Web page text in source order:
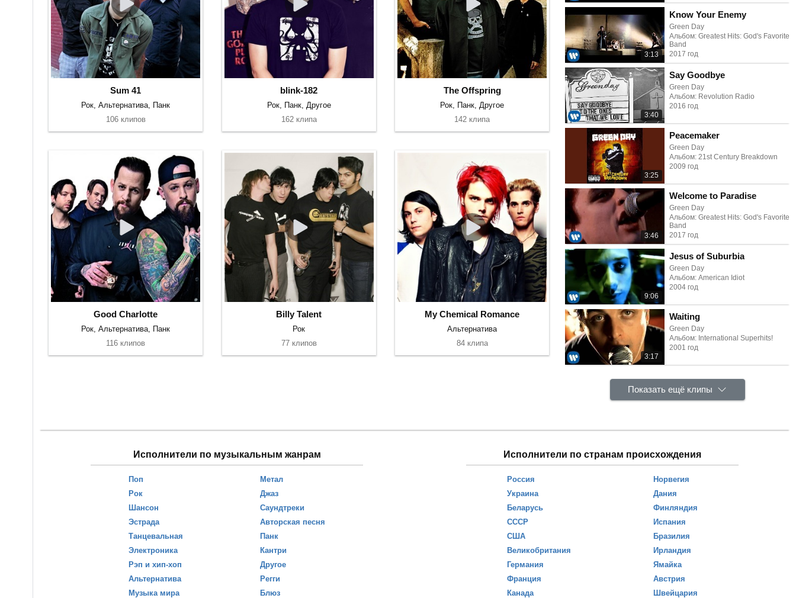
3:13
Know Your Enemy
Green Day
Альбом: Greatest Hits: God's Favorite
Band
2017 год
3:40
Say Goodbye
Green Day
Альбом: Revolution Radio
2016 год
3:25
Peacemaker
Green Day
Альбом: 21st Century Breakdown
2009 год
3:46
Welcome to Paradise
Green Day
Альбом: Greatest Hits: God's Favorite
Band
2017 год
9:06
Jesus of Suburbia
Green Day
Альбом: American Idiot
2004 год
3:17
Waiting
Green Day
Альбом: International Superhits!
2001 год
Показать ещё клипы
Sum 41
Рок, Альтернатива, Панк
106 клипов
blink-182
Рок, Панк, Другое
162 клипа
The Offspring
Рок, Панк, Другое
142 клипа
Good Charlotte
Рок, Альтернатива, Панк
116 клипов
Billy Talent
Рок
77 клипов
My Chemical Romance
Альтернатива
84 клипа
Исполнители по музыкальным жанрам
Поп
Рок
Шансон
Эстрада
Танцевальная
Электроника
Рэп и хип-хоп
Альтернатива
Музыка мира
Метал
Джаз
Саундтреки
Авторская песня
Панк
Кантри
Другое
Регги
Блюз
Исполнители по странам происхождения
Россия
Украина
Беларусь
СССР
США
Великобритания
Германия
Франция
Канада
Норвегия
Дания
Финляндия
Испания
Бразилия
Ирландия
Ямайка
Австрия
Швейцария